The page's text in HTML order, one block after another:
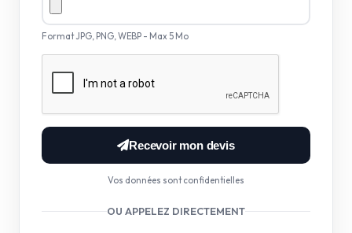
Format JPG, PNG, WEBP - Max 5 Mo
Recevoir mon devis
Vos données sont confidentielles
OU APPELEZ DIRECTEMENT